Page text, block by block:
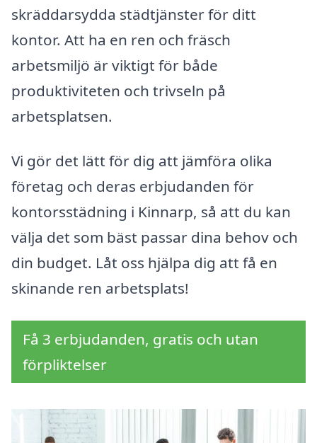
skräddarsydda städtjänster för ditt
kontor. Att ha en ren och fräsch
arbetsmiljö är viktigt för både
produktiviteten och trivseln på
arbetsplatsen.
Vi gör det lätt för dig att jämföra olika
företag och deras erbjudanden för
kontorsstädning i Kinnarp, så att du kan
välja det som bäst passar dina behov och
din budget. Låt oss hjälpa dig att få en
skinande ren arbetsplats!
Få 3 erbjudanden, gratis och utan
förpliktelser